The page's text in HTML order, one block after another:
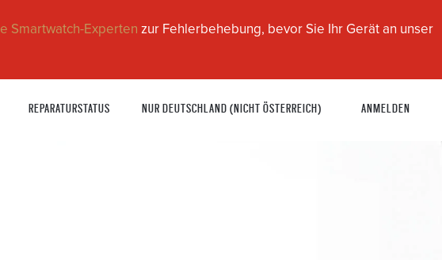
Smartwatch-Experten zur Fehlerbehebung, bevor Sie Ihr Gerät an unser
REPARATURSTATUS NUR DEUTSCHLAND (NICHT ÖSTERREICH) ANMELDEN